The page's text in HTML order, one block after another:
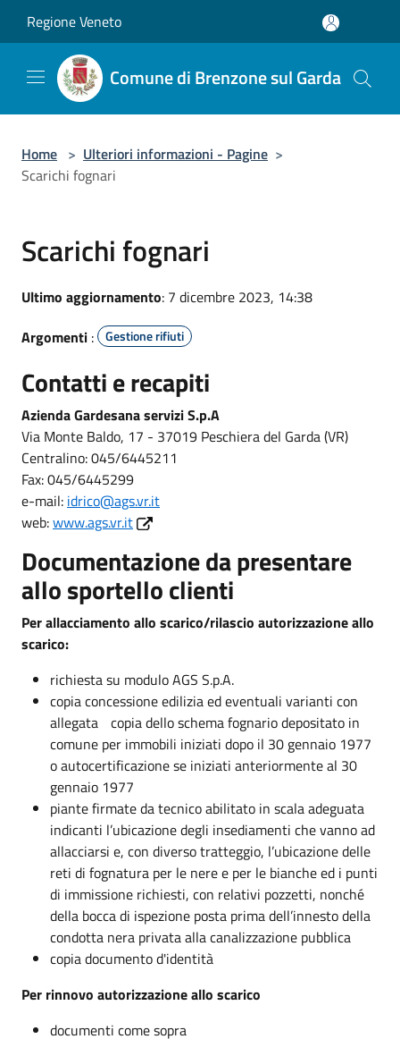
Regione Veneto
Comune di Brenzone sul Garda
Home > Ulteriori informazioni - Pagine >
Scarichi fognari
Scarichi fognari
Ultimo aggiornamento: 7 dicembre 2023, 14:38
Argomenti : Gestione rifiuti
Contatti e recapiti
Azienda Gardesana servizi S.p.A
Via Monte Baldo, 17 - 37019 Peschiera del Garda (VR)
Centralino: 045/6445211
Fax: 045/6445299
e-mail: idrico@ags.vr.it
web:www.ags.vr.it
Documentazione da presentare
allo sportello clienti
Per allacciamento allo scarico/rilascio autorizzazione allo
scarico:
richiesta su modulo AGS S.p.A.
copia concessione edilizia ed eventuali varianti con
allegata copia dello schema fognario depositato in
comune per immobili iniziati dopo il 30 gennaio 1977
o autocertificazione se iniziati anteriormente al 30
gennaio 1977
piante firmate da tecnico abilitato in scala adeguata
indicanti l’ubicazione degli insediamenti che vanno ad
allacciarsi e, con diverso tratteggio, l’ubicazione delle
reti di fognatura per le nere e per le bianche ed i punti
di immissione richiesti, con relativi pozzetti, nonché
della bocca di ispezione posta prima dell’innesto della
condotta nera privata alla canalizzazione pubblica
copia documento d'identità
Per rinnovo autorizzazione allo scarico
documenti come sopra